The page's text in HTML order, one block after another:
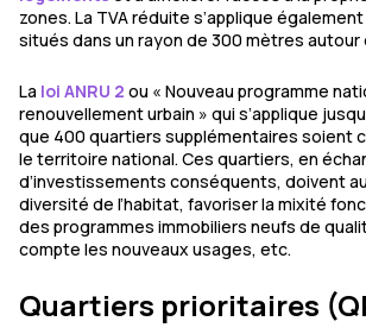
zones. La TVA réduite s’applique
situés dans un rayon de 300 mètres autour
La loi ANRU 2 ou « Nouveau programme
renouvellement urbain » qui s’applique
que 400 quartiers supplémentaires soient
le territoire national. Ces quartiers, en
d’investissements conséquents, doivent
diversité de l’habitat, favoriser la mixité
des programmes immobiliers neufs de
compte les nouveaux usages, etc.
Quartiers prioritaires